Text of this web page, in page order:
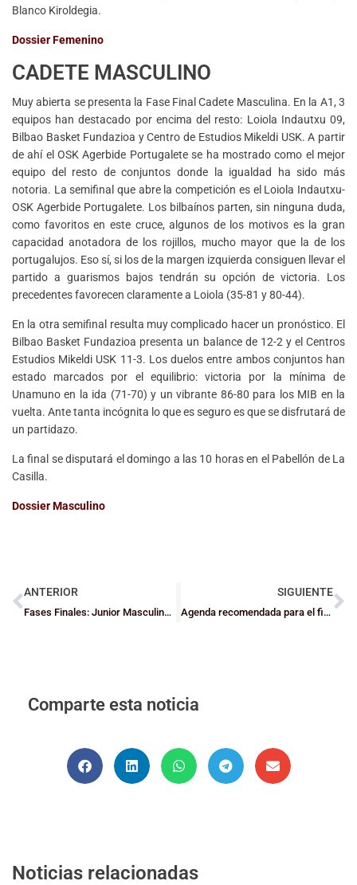
Blanco Kiroldegia.
Dossier Femenino
CADETE MASCULINO
Muy abierta se presenta la Fase Final Cadete Masculina. En la A1, 3
equipos han destacado por encima del resto: Loiola Indautxu 09,
Bilbao Basket Fundazioa y Centro de Estudios Mikeldi USK. A partir
de ahí el OSK Agerbide Portugalete se ha mostrado como el mejor
equipo del resto de conjuntos donde la igualdad ha sido más
notoria. La semifinal que abre la competición es el Loiola Indautxu-
OSK Agerbide Portugalete. Los bilbaínos parten, sin ninguna duda,
como favoritos en este cruce, algunos de los motivos es la gran
capacidad anotadora de los rojillos, mucho mayor que la de los
portugalujos. Eso sí, si los de la margen izquierda consiguen llevar el
partido a guarismos bajos tendrán su opción de victoria. Los
precedentes favorecen claramente a Loiola (35-81 y 80-44).
En la otra semifinal resulta muy complicado hacer un pronóstico. El
Bilbao Basket Fundazioa presenta un balance de 12-2 y el Centros
Estudios Mikeldi USK 11-3. Los duelos entre ambos conjuntos han
estado marcados por el equilibrio: victoria por la mínima de
Unamuno en la ida (71-70) y un vibrante 86-80 para los MIB en la
vuelta. Ante tanta incógnita lo que es seguro es que se disfrutará de
un partidazo.
La final se disputará el domingo a las 10 horas en el Pabellón de La
Casilla.
Dossier Masculino
ANTERIOR
Fases Finales: Junior Masculino y Junior Femenino
SIGUIENTE
Agenda recomendada para el fin de semana
Comparte esta noticia
Noticias relacionadas